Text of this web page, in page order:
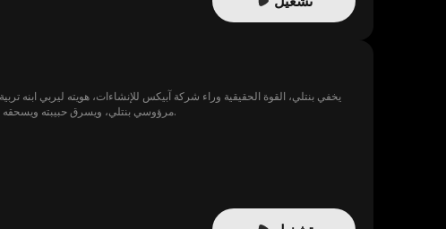
يخفي بنتلي، القوة الحقيقية وراء شركة آبيكس للإنشاءات، هويته ليربي ابنه
مرؤوسي بنتلي، ويسرق حبيبته ويسحقه باستمرار، يتدخل بنتلي. يُكشف سره، لكن المتنمر يتمادى في غيّه إلى أن يصل والده، وعندها تتجلى الحقيقة الصادمة.